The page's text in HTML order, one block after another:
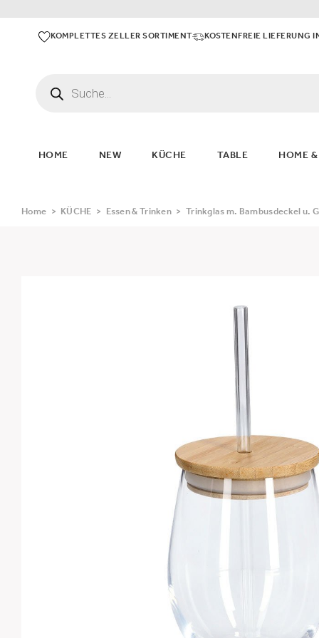
KOMPLETTES ZELLER SORTIMENT KOSTENFREIE LIEFERUNG
HOME NEW KÜCHE TABLE HOME
Home > KÜCHE > Essen & Trinken > Trinkglas m. Bambusdeckel u.